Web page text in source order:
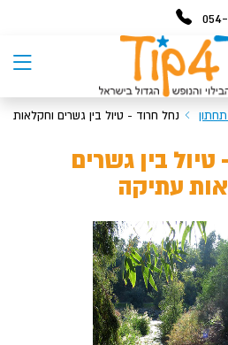
נחל חרוד - טיול בין גשרים וחקלאות
טיול בין גשרים
עתיקה